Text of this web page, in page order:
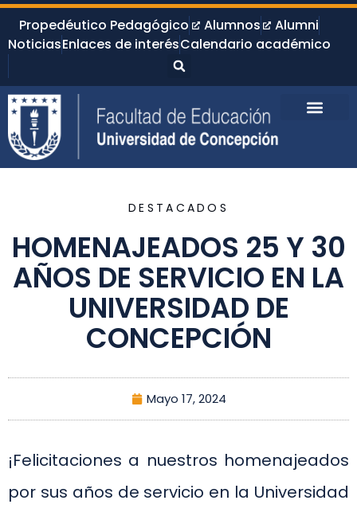
Propedéutico Pedagógico Alumnos
Alumni
NoticiasEnlaces de interésCalendario académico
DESTACADOS
HOMENAJEADOS 25 Y 30
AÑOS DE SERVICIO EN LA
UNIVERSIDAD DE
CONCEPCIÓN
Mayo 17, 2024
¡Felicitaciones a nuestros homenajeados
por sus años de servicio en la Universidad